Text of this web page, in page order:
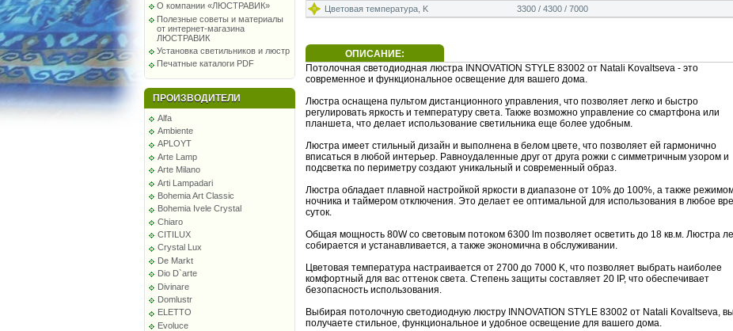
О компании «ЛЮСТРАВИК»
Полезные советы и материалы
от интернет-магазина
ЛЮСТРАВИК
Установка светильников и люстр
Печатные каталоги PDF
ПРОИЗВОДИТЕЛИ
Alfa
Ambiente
APLOYT
Arte Lamp
Arte Milano
Arti Lampadari
Bohemia Art Classic
Bohemia Ivele Crystal
Chiaro
CITILUX
Crystal Lux
De Markt
Dio D`arte
Divinare
Domlustr
ELETTO
Evoluce
Цветовая температура, K
3300 / 4300 / 7000
ОПИСАНИЕ:
Потолочная светодиодная люстра INNOVATION STYLE 83002 от Natali Kovaltseva - это
современное и функциональное освещение для вашего дома.
Люстра оснащена пультом дистанционного управления, что позволяет легко и быстро
регулировать яркость и температуру света. Также возможно управление со смартфона или
планшета, что делает использование светильника еще более удобным.
Люстра имеет стильный дизайн и выполнена в белом цвете, что позволяет ей гармонично
вписаться в любой интерьер. Равноудаленные друг от друга рожки с симметричным узором и
подсветка по периметру создают уникальный и современный образ.
Люстра обладает плавной настройкой яркости в диапазоне от 10% до 100%, а также
ночника и таймером отключения. Это делает ее оптимальной для использования в любое
суток.
Общая мощность 80W со световым потоком 6300 lm позволяет осветить до 18 кв.м. Люстра
собирается и устанавливается, а также экономична в обслуживании.
Цветовая температура настраивается от 2700 до 7000 K, что позволяет выбрать наиболее
комфортный для вас оттенок света. Степень защиты составляет 20 IP, что обеспечивает
безопасность использования.
Выбирая потолочную светодиодную люстру INNOVATION STYLE 83002 от Natali Kovaltseva, вы
получаете стильное, функциональное и удобное освещение для вашего дома.